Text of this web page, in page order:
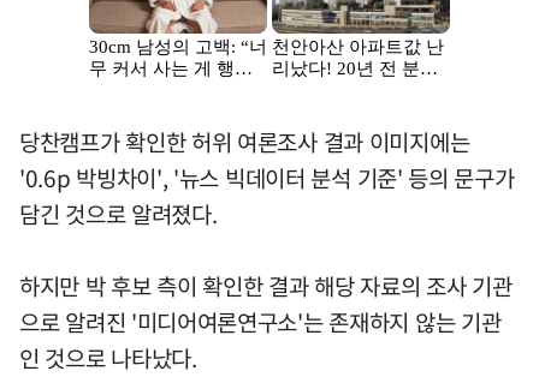
당찬캠프가 확인한 허위 여론조사 결과 이미지에는
'0.6p 박빙차이', '뉴스 빅데이터 분석 기준' 등의 문구가
담긴 것으로 알려졌다.
하지만 박 후보 측이 확인한 결과 해당 자료의 조사 기관
으로 알려진 '미디어여론연구소'는 존재하지 않는 기관
인 것으로 나타났다.